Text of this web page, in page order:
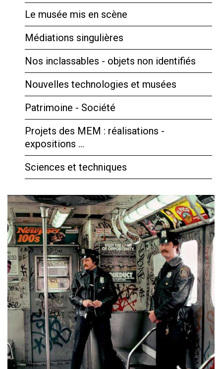
Le musée mis en scène
Médiations singulières
Nos inclassables - objets non identifiés
Nouvelles technologies et musées
Patrimoine - Société
Projets des MEM : réalisations -
expositions …
Sciences et techniques